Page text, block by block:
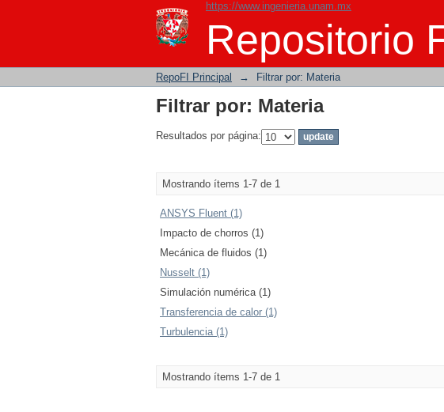
https://www.ingenieria.unam.mx
Repositorio
Filtrar por: Materia
RepoFI Principal → Filtrar por: Materia
Filtrar por: Materia
Resultados por página:
Mostrando ítems 1-7 de 1
ANSYS Fluent (1)
Impacto de chorros (1)
Mecánica de fluidos (1)
Nusselt (1)
Simulación numérica (1)
Transferencia de calor (1)
Turbulencia (1)
Mostrando ítems 1-7 de 1